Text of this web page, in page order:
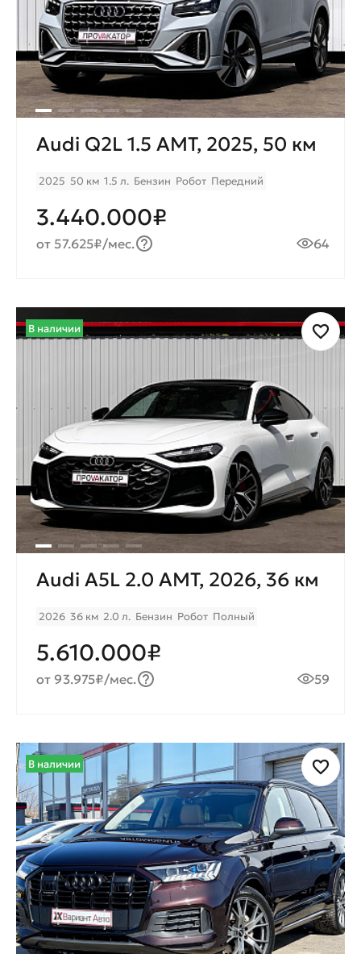
Audi Q2L 1.5 AMT, 2025, 50 км
2025 50 км 1.5 л. Бензин Робот Передний
3.440.000₽
от 57.625₽/мес. 64
В наличии
Audi A5L 2.0 AMT, 2026, 36 км
2026 36 км 2.0 л. Бензин Робот Полный
5.610.000₽
от 93.975₽/мес. 59
В наличии